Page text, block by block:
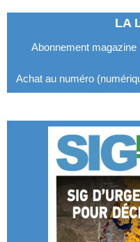
LA
Abonnement magazine
Achat au numéro